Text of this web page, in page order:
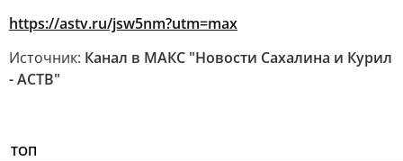
https://astv.ru/jsw5nm?utm=max
Источник: Канал в МАКС "Новости Сахалина и Курил
- АСТВ"
ТОП